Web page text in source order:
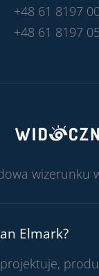
+48 61 8197
+48 61 8197
wizerunku
Elmark?